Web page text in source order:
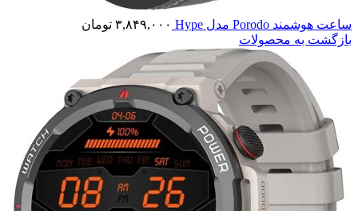
ساعت هوشمند Porodo مدل Hype ۳,۸۴۹,۰۰۰ تومان
بازگشت به محصولات